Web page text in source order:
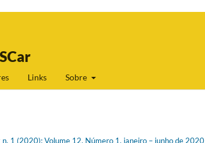
Links Sobre
n. 1 (2020): Volume 12, Número 1, janeiro – junho de 2020